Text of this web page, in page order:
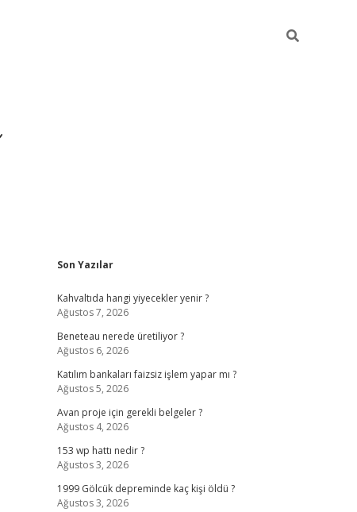
Sidebar
Son Yazılar
Kahvaltıda hangi yiyecekler yenir ?
Ağustos 7, 2026
Beneteau nerede üretiliyor ?
Ağustos 6, 2026
Katılım bankaları faizsiz işlem yapar mı ?
Ağustos 5, 2026
Avan proje için gerekli belgeler ?
Ağustos 4, 2026
153 wp hattı nedir ?
Ağustos 3, 2026
1999 Gölcük depreminde kaç kişi öldü ?
Ağustos 3, 2026